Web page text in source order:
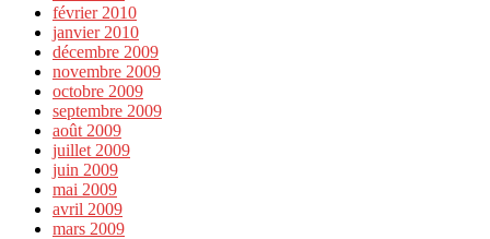
février 2010
janvier 2010
décembre 2009
novembre 2009
octobre 2009
septembre 2009
août 2009
juillet 2009
juin 2009
mai 2009
avril 2009
mars 2009